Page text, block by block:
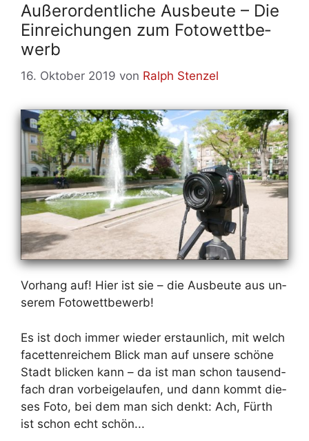
Au­ßer­or­dent­li­che Aus­beu­te – Die
Ein­rei­chun­gen zum Fo­to­wett­be­
werb
16. Oktober 2019 von Ralph Stenzel
Vor­hang auf! Hier ist sie – die Aus­beu­te aus un­
se­rem Fo­to­wett­be­werb!
Es ist doch im­mer wie­der er­staun­lich, mit welch
fa­cet­ten­rei­chem Blick man auf un­se­re schö­ne
Stadt bli­cken kann – da ist man schon tau­send­
fach dran vor­bei­ge­lau­fen, und dann kommt die­
ses Fo­to, bei dem man sich denkt: Ach, Fürth
ist schon echt schön...